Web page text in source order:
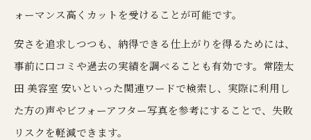
ォーマンス高くカットを受けることが可能です。
安さを追求しつつも、納得できる仕上がりを得るためには、
事前に口コミや過去の実績を調べることも有効です。常陸太
田 美容室 安いといった関連ワードで検索し、実際に利用し
た方の声やビフォーアフター写真を参考にすることで、失敗
リスクを軽減できます。